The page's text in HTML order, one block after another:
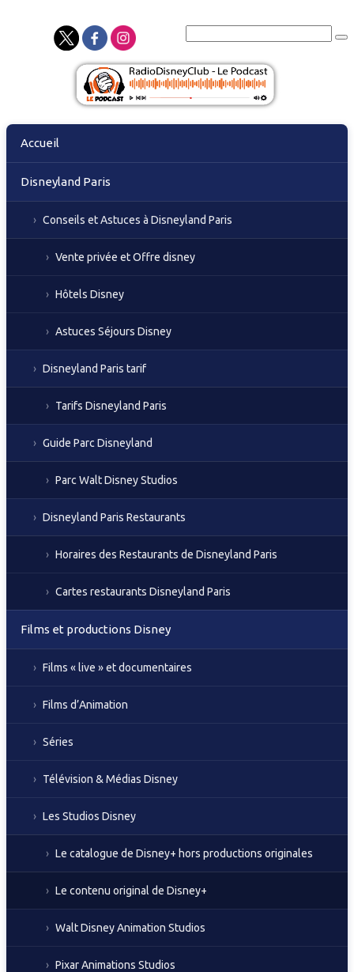
Skip
Accueil
Disneyland Paris
Conseils et Astuces à Disneyland Paris
Vente privée et Offre disney
Hôtels Disney
Astuces Séjours Disney
Disneyland Paris tarif
Tarifs Disneyland Paris
Guide Parc Disneyland
Parc Walt Disney Studios
Disneyland Paris Restaurants
Horaires des Restaurants de Disneyland Paris
Cartes restaurants Disneyland Paris
Films et productions Disney
Films « live » et documentaires
Films d’Animation
Séries
Télévision & Médias Disney
Les Studios Disney
Le catalogue de Disney+ hors productions originales
Le contenu original de Disney+
Walt Disney Animation Studios
Pixar Animations Studios